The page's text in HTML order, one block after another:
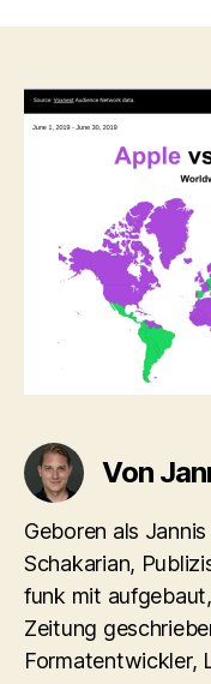
Von
Geboren als
Schakarian,
funk mit
Zeitung
Formatentwickler,